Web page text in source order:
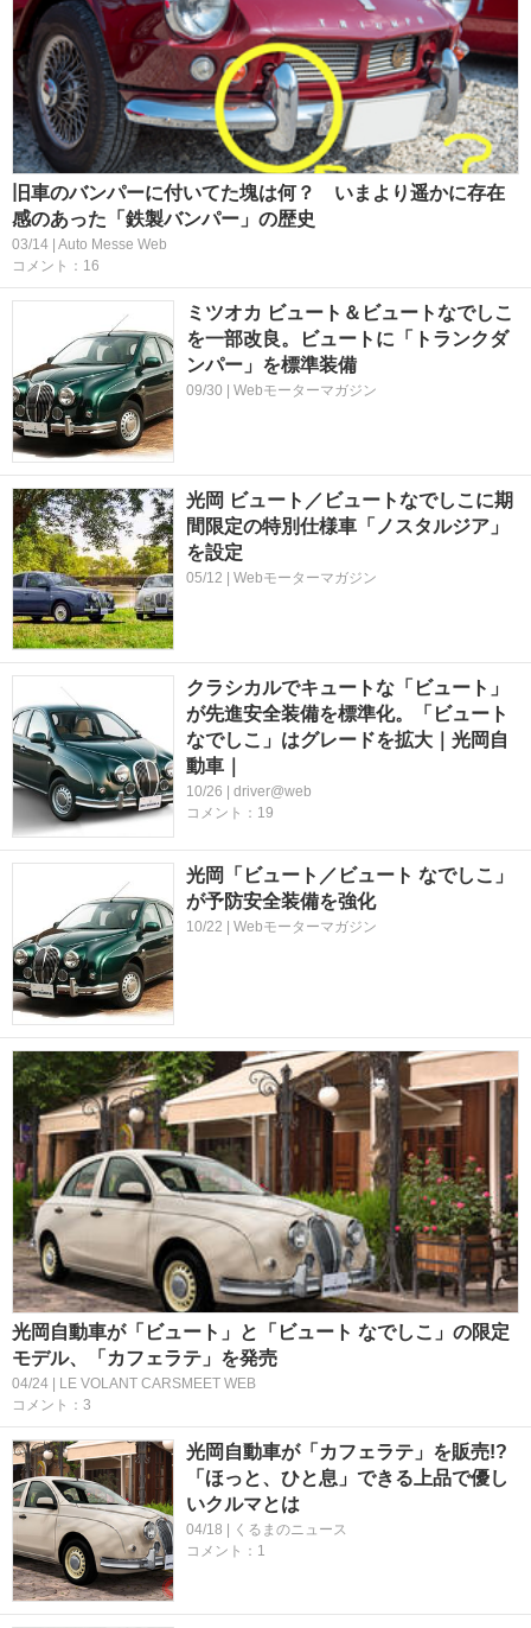
旧車のバンパーに付いてた塊は何？ いまより遥かに存在
感のあった「鉄製バンパー」の歴史
03/14 | Auto Messe Web
コメント：16
ミツオカ ビュート＆ビュートなでしこ
を一部改良。ビュートに「トランクダ
ンパー」を標準装備
09/30 | Webモーターマガジン
光岡 ビュート／ビュートなでしこに期
間限定の特別仕様車「ノスタルジア」
を設定
05/12 | Webモーターマガジン
クラシカルでキュートな「ビュート」
が先進安全装備を標準化。「ビュート
なでしこ」はグレードを拡大｜光岡自
動車｜
10/26 | driver@web
コメント：19
光岡「ビュート／ビュート なでしこ」
が予防安全装備を強化
10/22 | Webモーターマガジン
光岡自動車が「ビュート」と「ビュート なでしこ」の限定
モデル、「カフェラテ」を発売
04/24 | LE VOLANT CARSMEET WEB
コメント：3
光岡自動車が「カフェラテ」を販売!?
「ほっと、ひと息」できる上品で優し
いクルマとは
04/18 | くるまのニュース
コメント：1